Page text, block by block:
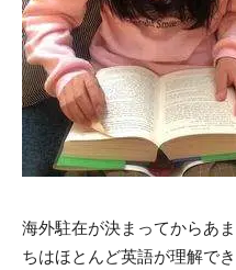
海外駐在が決まってからあ
ちはほとんど英語が理解で